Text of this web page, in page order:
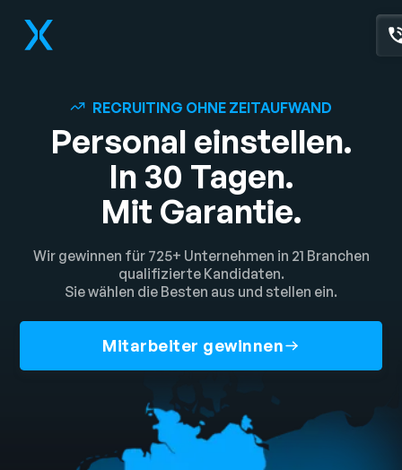
RECRUITING OHNE ZEITAUFWAND
Personal einstellen.
In 30 Tagen.
Mit Garantie.
Wir gewinnen für 725+ Unternehmen in 21 Branchen
qualifizierte Kandidaten.
Sie wählen die Besten aus und stellen ein.
Mitarbeiter gewinnen